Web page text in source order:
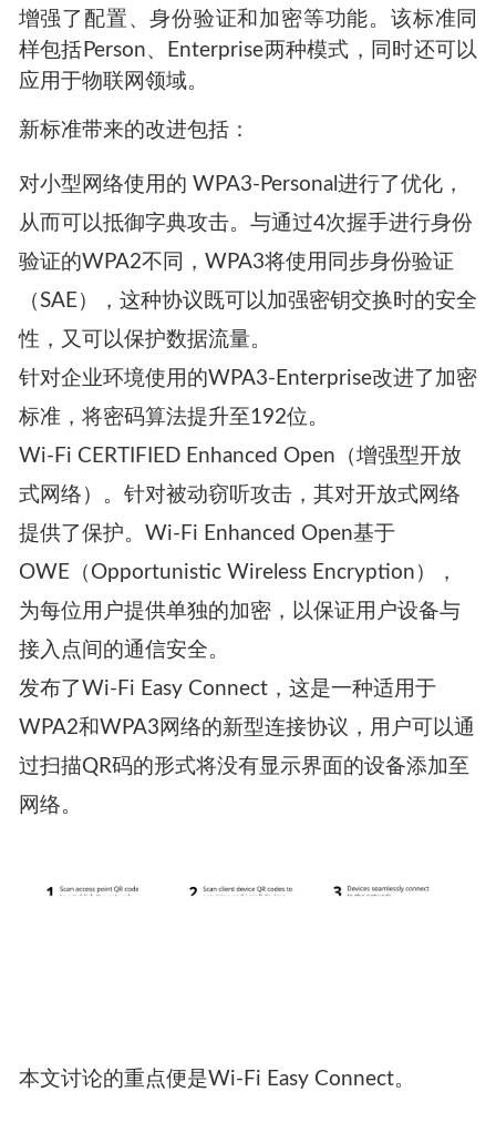
增强了配置、身份验证和加密等功能。该标准同
样包括Person、Enterprise两种模式，同时还可以
应用于物联网领域。
新标准带来的改进包括：
对小型网络使用的 WPA3-Personal进行了优化，
从而可以抵御字典攻击。与通过4次握手进行身份
验证的WPA2不同，WPA3将使用同步身份验证
（SAE），这种协议既可以加强密钥交换时的安全
性，又可以保护数据流量。
针对企业环境使用的WPA3-Enterprise改进了加密
标准，将密码算法提升至192位。
Wi-Fi CERTIFIED Enhanced Open（增强型开放
式网络）。针对被动窃听攻击，其对开放式网络
提供了保护。Wi-Fi Enhanced Open基于
OWE（Opportunistic Wireless Encryption），
为每位用户提供单独的加密，以保证用户设备与
接入点间的通信安全。
发布了Wi-Fi Easy Connect，这是一种适用于
WPA2和WPA3网络的新型连接协议，用户可以通
过扫描QR码的形式将没有显示界面的设备添加至
网络。
本文讨论的重点便是Wi-Fi Easy Connect。